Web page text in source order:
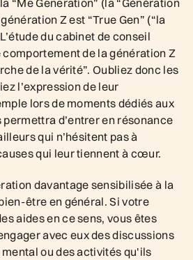
“Me Generation” (la “Génération
Z est “True Gen” (“la
du cabinet de conseil
comportement de la génération Z
de la vérité”. Oubliez donc les
l’expression de leur
lors de moments dédiés aux
d’entrer en résonance
qui n’hésitent pas à
qui leur tiennent à cœur.
davantage sensibilisée à la
être en général. Si votre
aides en ce sens, vous êtes
avec eux des discussions
ou des activités qu'ils